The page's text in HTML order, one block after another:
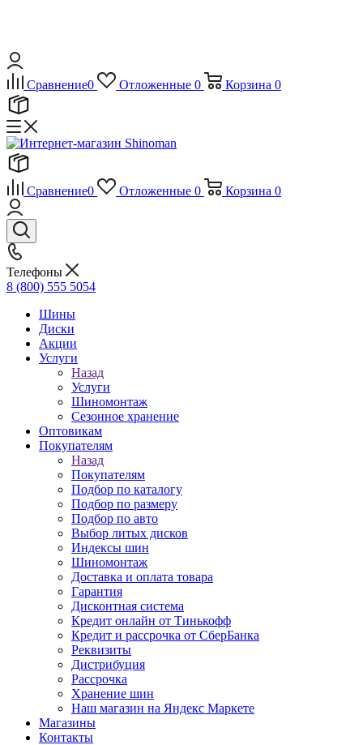
Сравнение0 Отложенные 0 Корзина 0
Сравнение0 Отложенные 0 Корзина 0
Телефоны
8 (800) 555 5054
Шины
Диски
Акции
Услуги
Назад
Услуги
Шиномонтаж
Сезонное хранение
Оптовикам
Покупателям
Назад
Покупателям
Подбор по каталогу
Подбор по размеру
Подбор по авто
Выбор литых дисков
Индексы шин
Шиномонтаж
Доставка и оплата товара
Гарантия
Дисконтная система
Кредит онлайн от Тинькофф
Кредит и рассрочка от СберБанка
Реквизиты
Дистрибуция
Рассрочка
Хранение шин
Наш магазин на Яндекс Маркете
Магазины
Контакты